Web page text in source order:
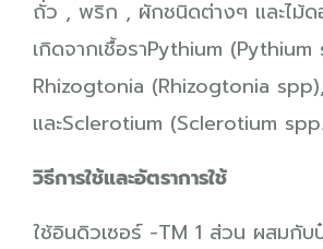
ถั่ว , พริก , ผักชนิดต่างๆ และไม้ด
เกิดจากเชื้อราPythium (Pythium
Rhizogtonia (Rhizogtonia spp),
และSclerotium (Sclerotium
วิธีการใช้และอัตราการใช้
ใช้อินดิวเซอร์ -TM 1 ส่วน ผสมกั